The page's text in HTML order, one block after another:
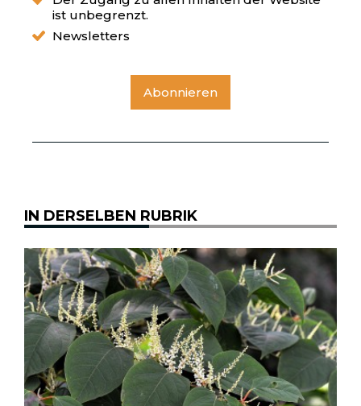
ist unbegrenzt.
Newsletters
Abonnieren
IN DERSELBEN RUBRIK